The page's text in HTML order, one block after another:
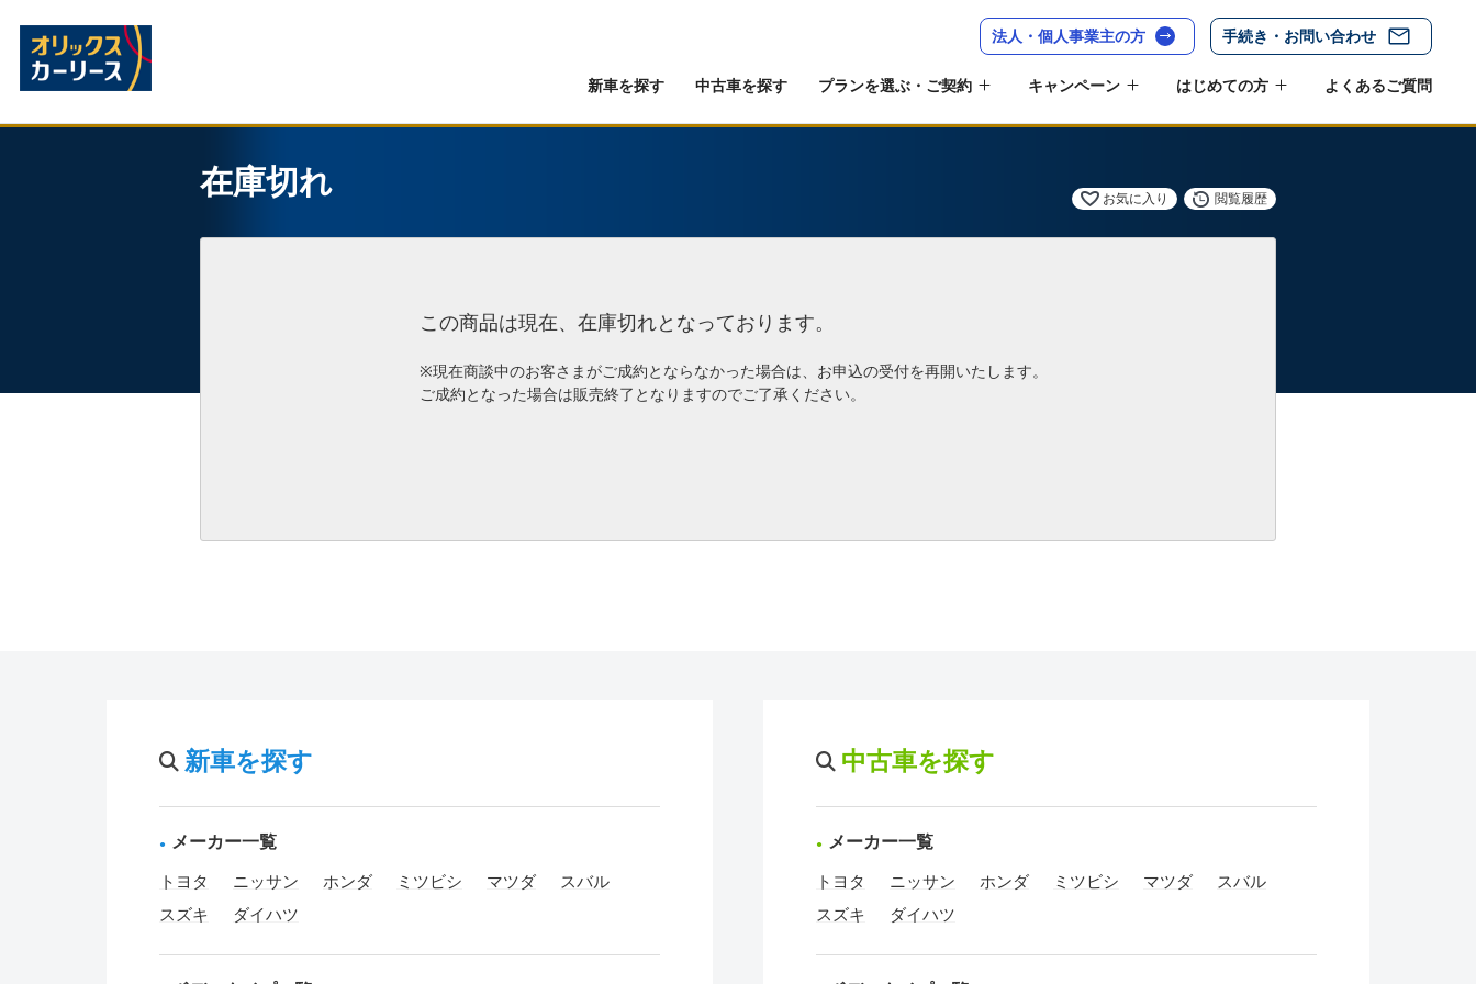
法人・個人事業主の方 手続き・お問い合わせ
新車を探す 中古車を探す プランを選ぶ・ご契約 キャンペーン はじめての方 よくあるご質問
在庫切れ お気に入り 閲覧履歴
この商品は現在、在庫切れとなっております。
※現在商談中のお客さまがご成約とならなかった場合は、お申込の受付を再開いたします。
ご成約となった場合は販売終了となりますのでご了承ください。
新車を探す
メーカー一覧
トヨタ ニッサン ホンダ ミツビシ マツダ
スバル
スズキ
ダイハツ
中古車を探す
メーカー一覧
トヨタ ニッサン ホンダ ミツビシ マツダ
スバル
スズキ
ダイハツ